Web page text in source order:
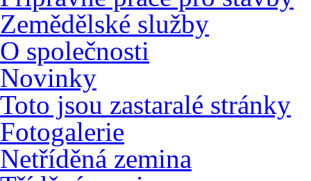
Zemědělské služby
O společnosti
Novinky
Toto jsou zastaralé stránky
Fotogalerie
Netříděná zemina